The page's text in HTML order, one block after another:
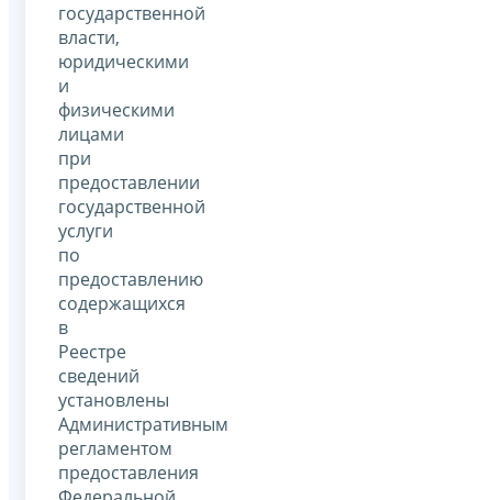
государственной
власти,
юридическими
и
физическими
лицами
при
предоставлении
государственной
услуги
по
предоставлению
содержащихся
в
Реестре
сведений
установлены
Административным
регламентом
предоставления